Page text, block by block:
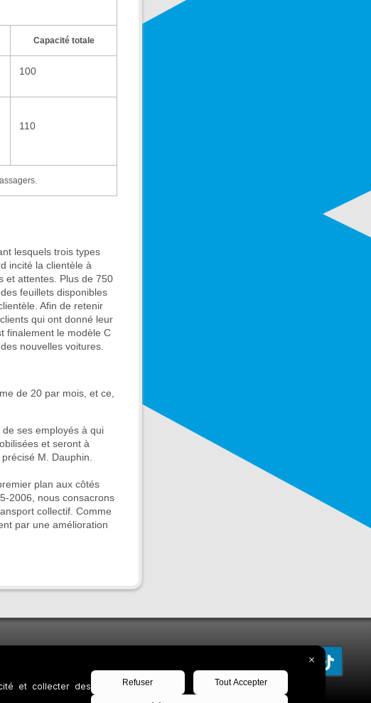
Capacité totale
100
110
lesquels trois types
incité la clientèle à
et attentes. Plus de 750
feuillets disponibles
Afin de retenir
qui ont donné leur
finalement le modèle C
nouvelles voitures.
de 20 par mois, et ce,
ses employés à qui
et seront à
M. Dauphin.
plan aux côtés
2006, nous consacrons
collectif. Comme
par une amélioration